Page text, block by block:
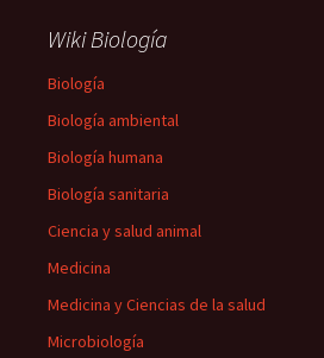
Wiki Biología
Biología
Biología ambiental
Biología humana
Biología sanitaria
Ciencia y salud animal
Medicina
Medicina y Ciencias de la salud
Microbiología